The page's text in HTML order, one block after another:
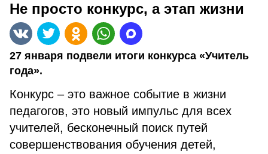
Не просто конкурс, а этап жизни
27 января подвели итоги конкурса «Учитель
года».
Конкурс – это важное событие в жизни
педагогов, это новый импульс для всех
учителей, бесконечный поиск путей
совершенствования обучения детей,